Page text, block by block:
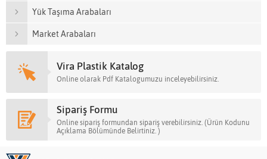
Yük Taşıma Arabaları
Market Arabaları
Vira Plastik Katalog
Online olarak Pdf Katalogumuzu inceleyebilirsiniz.
Sipariş Formu
Online sipariş formundan sipariş verebilirsiniz. (Ürün Kodunu
Açıklama Bölümünde Belirtiniz. )